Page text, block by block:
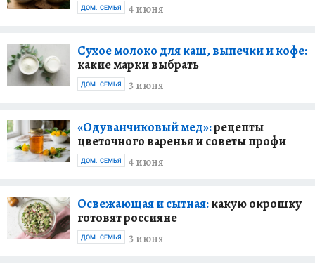
4 июня
ДОМ. СЕМЬЯ
Сухое молоко для каш, выпечки и кофе:
какие марки выбрать
3 июня
ДОМ. СЕМЬЯ
«Одуванчиковый мед»:рецепты
цветочного варенья и советы профи
4 июня
ДОМ. СЕМЬЯ
Освежающая и сытная:какую окрошку
готовят россияне
3 июня
ДОМ. СЕМЬЯ